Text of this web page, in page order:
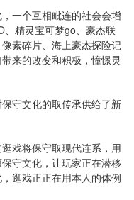
一个互相毗连的社会会增
精灵宝可梦go、豪杰联
素碎片、海上豪杰探险记
来的改变和积极，憧憬灵
守文化的取传承供给了新
戏将保守取现代连系，用
守文化，让玩家正在潜移
逛戏正正在用本人的体例